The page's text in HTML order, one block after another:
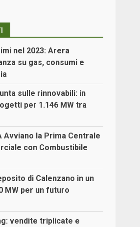
nel 2023: Arera
su gas, consumi e
sulle rinnovabili: in
per 1.146 MW tra
Avviano la Prima Centrale
con Combustibile
di Calenzano in un
MW per un futuro
vendite triplicate e